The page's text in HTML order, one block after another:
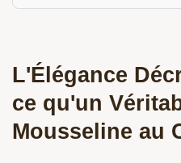
L'Élégance
ce qu'un
Mousseline au